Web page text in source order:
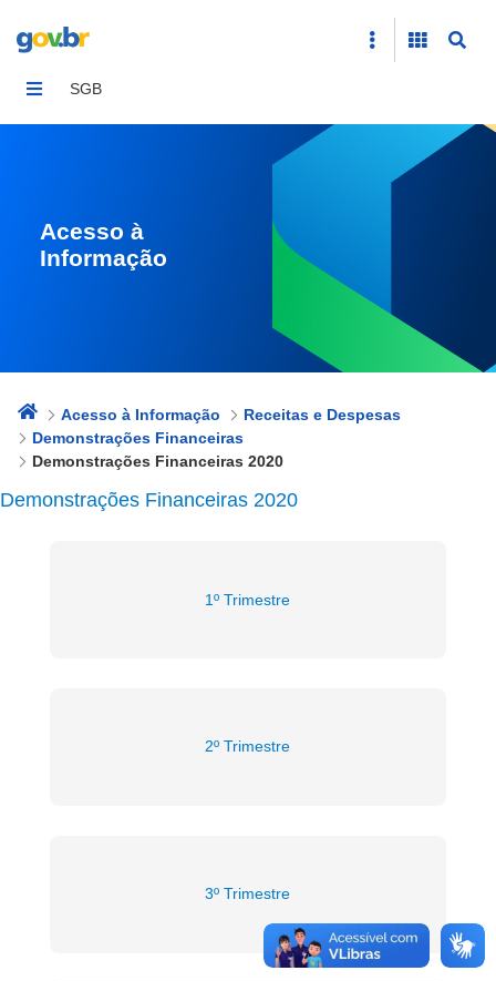
SGB
Acesso à
Informação
Acesso à Informação
Receitas e Despesas
Demonstrações Financeiras
Demonstrações Financeiras 2020
Demonstrações Financeiras 2020
1º Trimestre
2º Trimestre
3º Trimestre